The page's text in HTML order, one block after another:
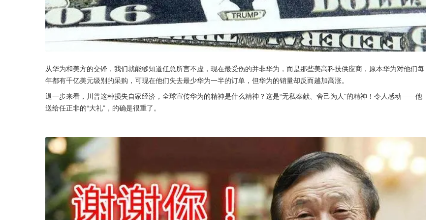
从华为和美方的交锋，我们就能够知道任总所言不虚，现在最受伤的并非华为，而是那些美高科技供应商，原本华为对他们每
年都有千亿美元级别的采购，可现在他们失去最少华为一半的订单，但华为的销量却反而越加高涨。
退一步来看，川普这种损失自家经济，全球宣传华为的精神是什么精神？这是“无私奉献、舍己为人”的精神！令人感动——他
送给任正非的“大礼”，的确是很重了。